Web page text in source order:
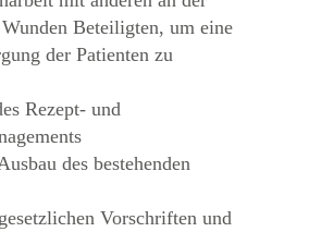
Beteiligten, um eine
der Patienten zu
Rezept- und
des bestehenden
Vorschriften und